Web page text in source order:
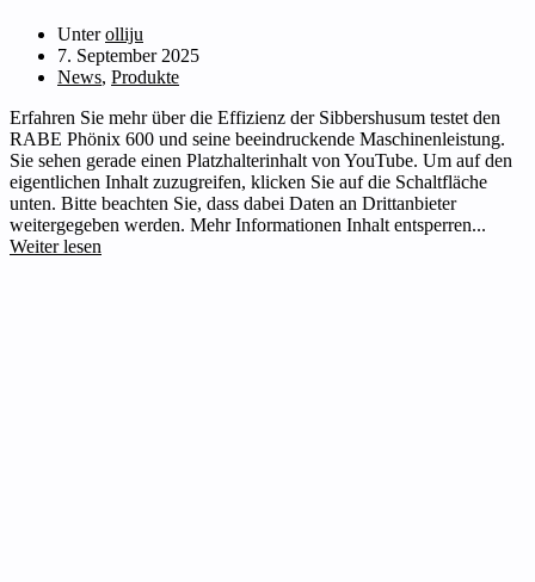
Unter olliju
7. September 2025
News, Produkte
Erfahren Sie mehr über die Effizienz der Sibbershusum testet den
RABE Phönix 600 und seine beeindruckende Maschinenleistung.
Sie sehen gerade einen Platzhalterinhalt von YouTube. Um auf den
eigentlichen Inhalt zuzugreifen, klicken Sie auf die Schaltfläche
unten. Bitte beachten Sie, dass dabei Daten an Drittanbieter
weitergegeben werden. Mehr Informationen Inhalt entsperren...
Weiter lesen